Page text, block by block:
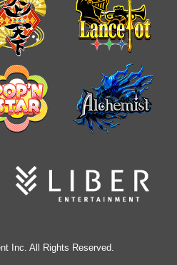
Inc. All Rights Reserved.